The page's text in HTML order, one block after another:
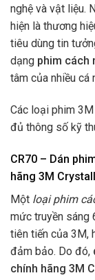
nghệ và vật liệu.
hiện là thương
tiêu dùng tin
dạng phim cách
tâm của nhiều cá
Các loại phim
đủ thông số kỹ
CR70 – Dán
hãng 3M
Một loại phim
mức truyền sáng
tiên tiến của 3M,
đảm bảo. Do đó,
chính hãng 3M